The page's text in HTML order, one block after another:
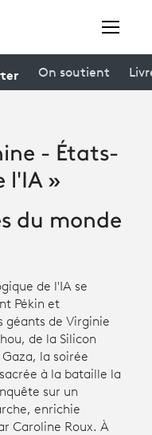
On soutient
- États-
l'IA »
du monde
de l'IA se
Pékin et
géants de Virginie
de la Silicon
la soirée
à la bataille la
sur un
enrichie
Caroline Roux. À